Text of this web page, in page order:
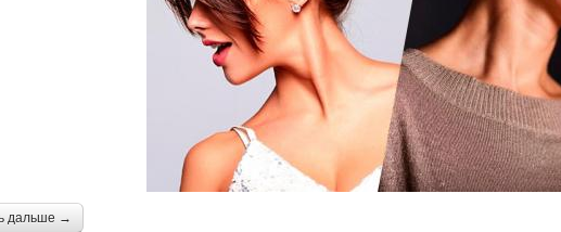
дальше →